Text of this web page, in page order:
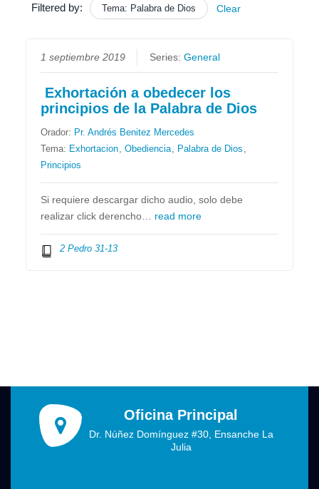
Filtered by: Tema: Palabra de Dios Clear
1 septiembre 2019 Series:General
Exhortación a obedecer los
principios de la Palabra de Dios
Orador: Pr. Andrés Benitez Mercedes
Tema: Exhortacion ,Obediencia Palabra de Dios
Principios
Si requiere descargar dicho audio, solo debe
realizar click derencho… read more
2 Pedro 31-13
Oficina Principal
Dr. Núñez Domínguez #30, Ensanche La
Julia